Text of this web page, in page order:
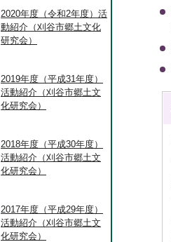
2020年度（令和2年度）活
動紹介（刈谷市郷土文化
研究会）
2019年度（平成31年度）
活動紹介（刈谷市郷土文
化研究会）
2018年度（平成30年度）
活動紹介（刈谷市郷土文
化研究会）
2017年度（平成29年度）
活動紹介（刈谷市郷土文
化研究会）